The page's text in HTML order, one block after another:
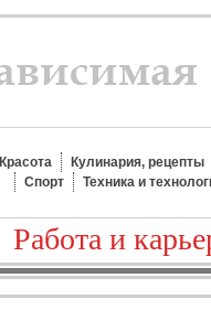
Красота Кулинария, рецепты
Спорт
Техника и
Работа и